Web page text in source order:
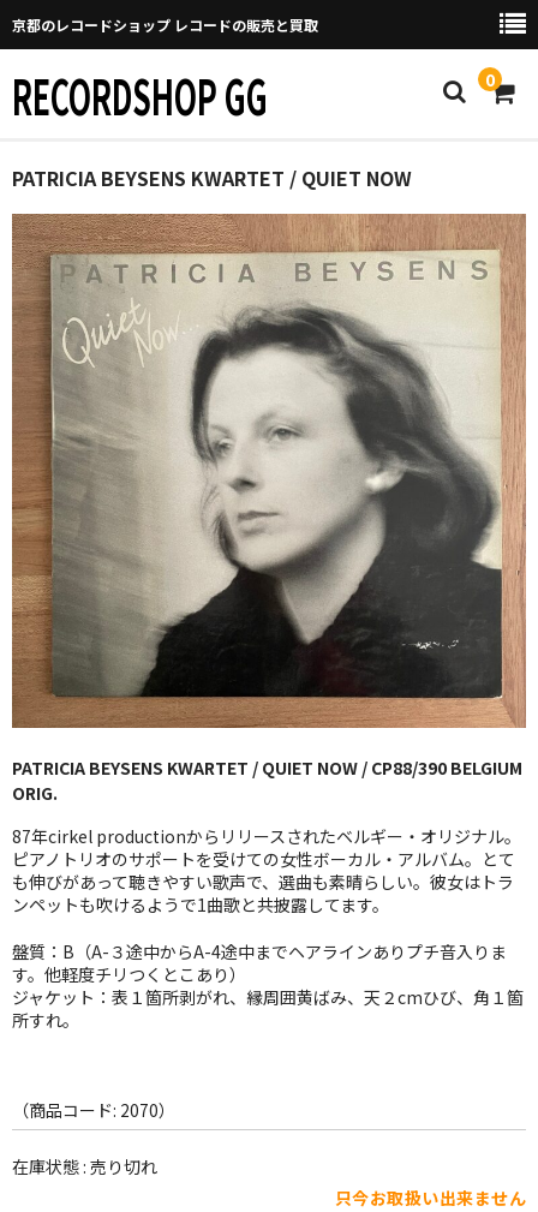
京都のレコードショップ レコードの販売と買取
RECORDSHOP GG 0
Home
マイページ
GGについて
買取について
取り置きなどについて
Categories
New Arrivals
新譜
GG RECORD （当店のレーベル）
全商品
BLUE NOTE
JAZZ-EU
JAZZ-JP
JAZZ-VOCAL
ROCK
FOLK,SSW
その他
7INC
PATRICIA BEYSENS KWARTET / QUIET NOW
PATRICIA BEYSENS KWARTET / QUIET NOW / CP88/390 BELGIUM
ORIG.
87年cirkel productionからリリースされたベルギー・オリジナル。
ピアノトリオのサポートを受けての女性ボーカル・アルバム。とて
も伸びがあって聴きやすい歌声で、選曲も素晴らしい。彼女はトラ
ンペットも吹けるようで1曲歌と共披露してます。
盤質：B（A-３途中からA-4途中までヘアラインありプチ音入りま
す。他軽度チリつくとこあり）
ジャケット：表１箇所剥がれ、縁周囲黄ばみ、天２cmひび、角１箇
所すれ。
（商品コード: 2070）
在庫状態 : 売り切れ
只今お取扱い出来ません